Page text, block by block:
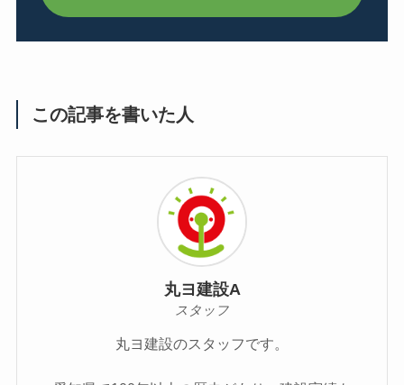
この記事を書いた人
丸ヨ建設A
スタッフ
丸ヨ建設のスタッフです。